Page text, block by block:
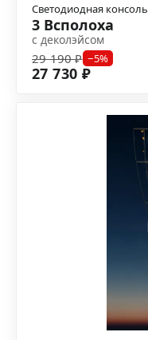
Светодиодная консоль
3 Всполоха
с деколэйсом
29 190 ₽ −5%
27 730 ₽